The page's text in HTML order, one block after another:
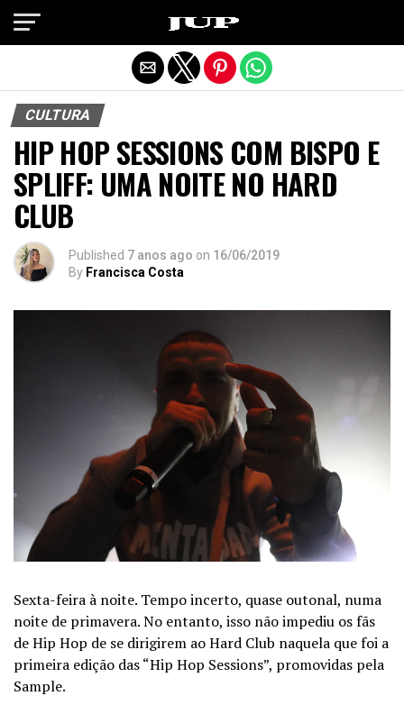
CULTURA
HIP HOP SESSIONS COM BISPO E
SPLIFF: UMA NOITE NO HARD
CLUB
Published 7 anos ago on 16/06/2019
By Francisca Costa
Sexta-feira à noite. Tempo incerto, quase outonal, numa
noite de primavera. No entanto, isso não impediu os fãs
de Hip Hop de se dirigirem ao Hard Club naquela que foi a
primeira edição das “Hip Hop Sessions”, promovidas pela
Sample.
Exit mobile version